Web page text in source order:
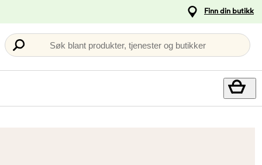
Finn din butikk
Søk blant produkter, tjenester og butikker